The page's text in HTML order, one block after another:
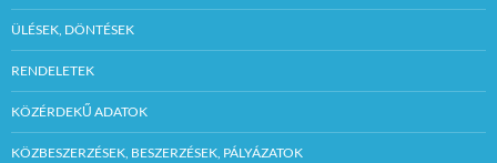
ÜLÉSEK, DÖNTÉSEK
RENDELETEK
KÖZÉRDEKŰ ADATOK
KÖZBESZERZÉSEK, BESZERZÉSEK, PÁLYÁZATOK